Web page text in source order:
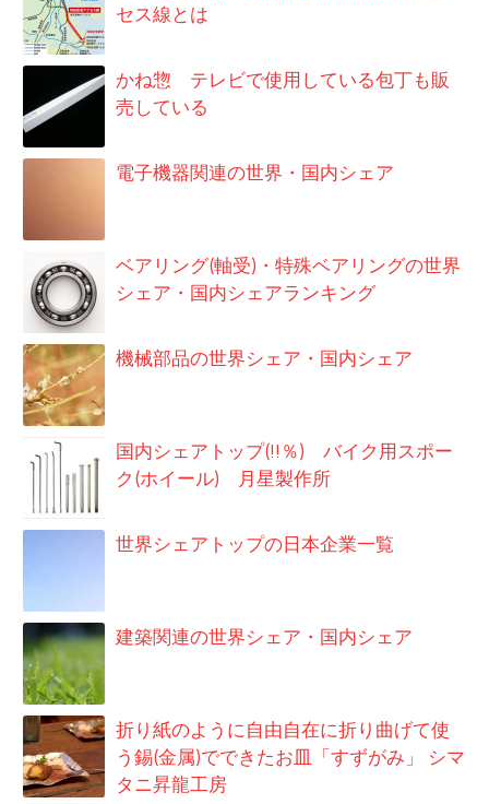
セス線とは
かね惣 テレビで使用している包丁も販
売している
電子機器関連の世界・国内シェア
ベアリング(軸受)・特殊ベアリングの世界
シェア・国内シェアランキング
機械部品の世界シェア・国内シェア
国内シェアトップ(!!％) バイク用スポー
ク(ホイール) 月星製作所
世界シェアトップの日本企業一覧
建築関連の世界シェア・国内シェア
折り紙のように自由自在に折り曲げて使
う錫(金属)でできたお皿「すずがみ」 シマ
タニ昇龍工房